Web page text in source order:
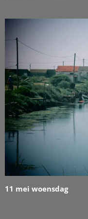
11 mei woensdag